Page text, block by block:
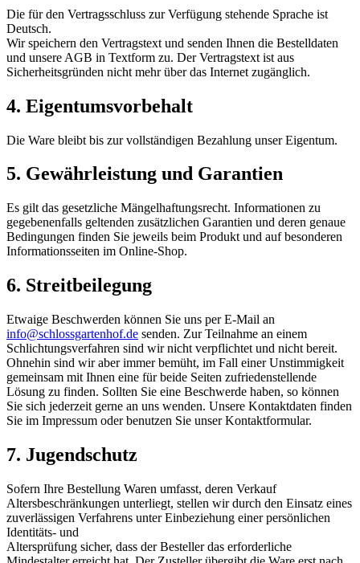
Die für den Vertragsschluss zur Verfügung stehende Sprache ist
Deutsch.
Wir speichern den Vertragstext und senden Ihnen die Bestelldaten
und unsere AGB in Textform zu. Der Vertragstext ist aus
Sicherheitsgründen nicht mehr über das Internet zugänglich.
4. Eigentumsvorbehalt
Die Ware bleibt bis zur vollständigen Bezahlung unser Eigentum.
5. Gewährleistung und Garantien
Es gilt das gesetzliche Mängelhaftungsrecht. Informationen zu
gegebenenfalls geltenden zusätzlichen Garantien und deren genaue
Bedingungen finden Sie jeweils beim Produkt und auf besonderen
Informationsseiten im Online-Shop.
6. Streitbeilegung
Etwaige Beschwerden können Sie uns per E-Mail an
info@schlossgartenhof.de senden. Zur Teilnahme an einem
Schlichtungsverfahren sind wir nicht verpflichtet und nicht bereit.
Ohnehin sind wir aber immer bemüht, im Fall einer Unstimmigkeit
gemeinsam mit Ihnen eine für beide Seiten zufriedenstellende
Lösung zu finden. Sollten Sie eine Beschwerde haben, so können
Sie sich jederzeit gerne an uns wenden. Unsere Kontaktdaten finden
Sie im Impressum oder benutzen Sie unser Kontaktformular.
7. Jugendschutz
Sofern Ihre Bestellung Waren umfasst, deren Verkauf
Altersbeschränkungen unterliegt, stellen wir durch den Einsatz eines
zuverlässigen Verfahrens unter Einbeziehung einer persönlichen
Identitäts- und
Altersprüfung sicher, dass der Besteller das erforderliche